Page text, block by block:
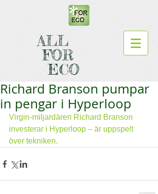
ALL
FOR
ECO
Richard Branson pumpar
in pengar i Hyperloop
Virgin-miljardären Richard Branson
investerar i Hyperloop – är uppspelt
över tekniken.